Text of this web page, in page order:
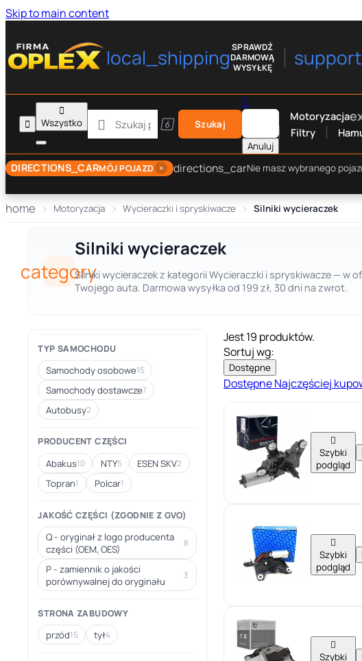
Skip to main content
local_shippingSPRAWDŹ
DARMOWĄ
WYSYŁKĘ


Wszystko
  Szukaj

Anuluj
Motoryzacja
Filtry
DIRECTIONS_CARMÓJ POJAZD × directions_carNie masz wybranego
home Motoryzacja Wycieraczki i spryskiwacze Silniki wycieraczek
category
Silniki wycieraczek
Silniki wycieraczek z kategorii Wycieraczki i spryskiwacze — w
Twojego auta. Darmowa wysyłka od 199 zł, 30 dni na zwrot.
TYP SAMOCHODU
Samochody osobowe15
Samochody dostawcze7
Autobusy2
PRODUCENT CZĘŚCI
Abakus10 NTY5 ESEN SKV2
Topran1 Polcar1
JAKOŚĆ CZĘŚCI (ZGODNIE Z GVO)
Q - oryginał z logo producenta
części (OEM, OES)
8
P - zamiennik o jakości
porównywalnej do oryginału
3
STRONA ZABUDOWY
przód15 tył4
Jest 19 produktów.
Sortuj wg:
Dostępne
DostępneNajczęściej

Szybki
podgląd

Szybki
podgląd

Szybki